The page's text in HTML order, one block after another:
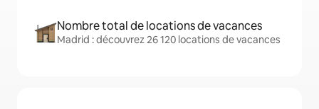
Nombre total de locations de vacances
Madrid : découvrez 26 120 locations de vacances